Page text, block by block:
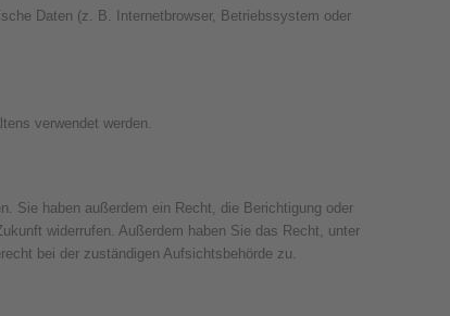
Daten (z. B. Internetbrowser, Betriebssystem oder
verwendet werden.
Sie haben außerdem ein Recht, die Berichtigung oder
widerrufen. Außerdem haben Sie das Recht, unter
bei der zuständigen Aufsichtsbehörde zu.